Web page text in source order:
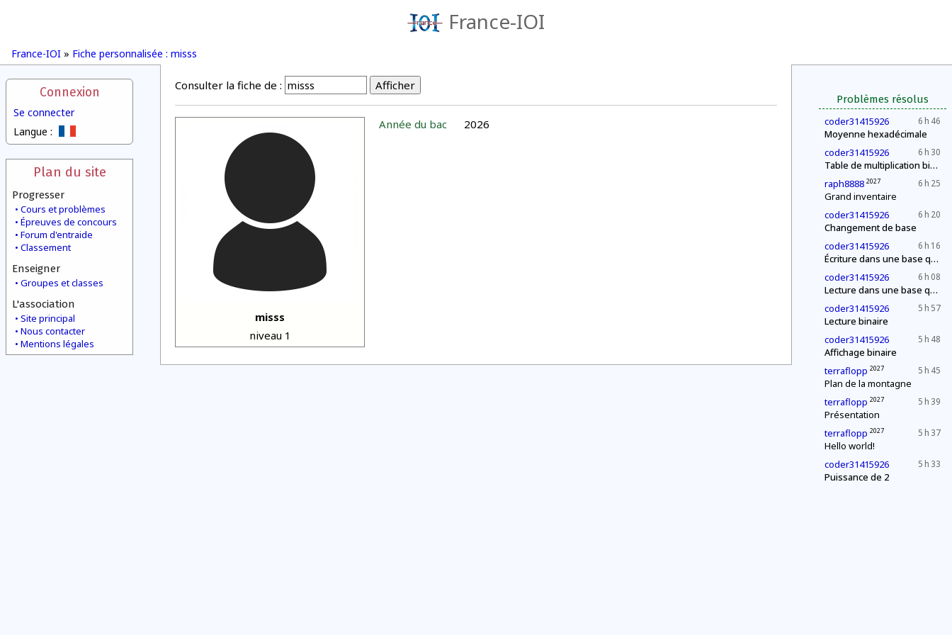
France-IOI
France-IOI » Fiche personnalisée : misss
Connexion
Se connecter
Langue :
Plan du site
Progresser
Cours et problèmes
Épreuves de concours
Forum d'entraide
Classement
Enseigner
Groupes et classes
L'association
Site principal
Nous contacter
Mentions légales
Problèmes résolus
6 h 46
coder31415926
Moyenne hexadécimale
6 h 30
coder31415926
Table de multiplication binaire
6 h 25
raph8888 2027
Grand inventaire
6 h 20
coder31415926
Changement de base
6 h 16
coder31415926
Écriture dans une base quelconque
6 h 08
coder31415926
Lecture dans une base quelconque
5 h 57
coder31415926
Lecture binaire
5 h 48
coder31415926
Affichage binaire
5 h 45
terraflopp 2027
Plan de la montagne
5 h 39
terraflopp 2027
Présentation
5 h 37
terraflopp 2027
Hello world!
5 h 33
coder31415926
Puissance de 2
Consulter la fiche de :
misss
niveau 1
Année du bac 2026